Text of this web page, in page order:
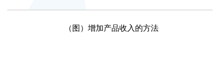
（图）增加产品收入的方法